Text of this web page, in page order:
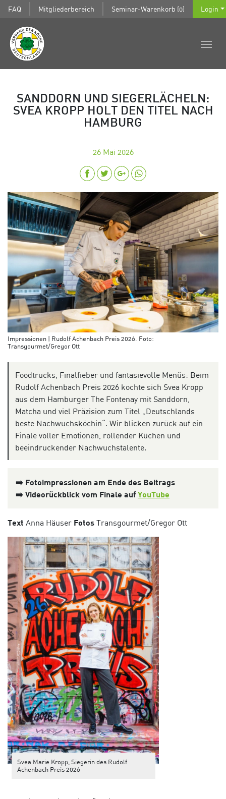
FAQ Mitgliederbereich Seminar-Warenkorb (0) Login
SANDDORN UND SIEGERLÄCHELN:
SVEA KROPP HOLT DEN TITEL NACH
HAMBURG
26 Mai 2026
Impressionen | Rudolf Achenbach Preis 2026. Foto:
Transgourmet/Gregor Ott
Foodtrucks, Finalfieber und fantasievolle Menüs: Beim
Rudolf Achenbach Preis 2026 kochte sich Svea Kropp
aus dem Hamburger The Fontenay mit Sanddorn,
Matcha und viel Präzision zum Titel „Deutschlands
beste Nachwuchsköchin“. Wir blicken zurück auf ein
Finale voller Emotionen, rollender Küchen und
beeindruckender Nachwuchstalente.
➡️ Fotoimpressionen am Ende des Beitrags
➡️ Videorückblick vom Finale auf YouTube
Text Anna Häuser Fotos Transgourmet/Gregor Ott
Svea Marie Kropp, Siegerin des Rudolf
Achenbach Preis 2026